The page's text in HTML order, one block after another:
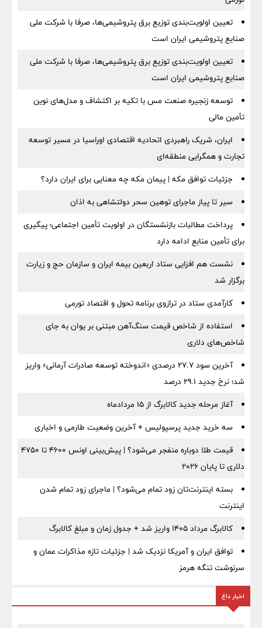
تعیین اولویت‌بندی توزیع برق پتروشیمی‌ها، صرفا با شرکت ملی
صنایع پتروشیمی ایران است
تعیین اولویت‌بندی توزیع برق پتروشیمی‌ها، صرفا با شرکت ملی
صنایع پتروشیمی ایران است
توسعه زنجیره صنعت مس با تکیه بر اکتشاف و مدل‌های نوین
تأمین مالی
ایران، شریک راهبردی اتحادیه اقتصادی اوراسیا در مسیر توسعه
تجارت و همگرایی منطقه‌ای
جزئیات توافق مکه | پیمان مکه چه معنایی برای ایران دارد؟
سیر تا پیاز ماجرای توهین سحر دولتشاهی به اذان
پرداخت مطالبات بازنشستگان در اولویت تأمین اجتماعی؛ پیگیری
برای تأمین منابع ادامه دارد
نشست هم افزایی ستاد اربعین بیمه ایران و سازمان حج و زیارت
برگزار شد
کارآمدی ستاد در ترازوی برنامه تحول و اقتصاد تورمی
استفاده از شاخص قیمت سنگ‌آهن مبتنی بر یوان به جای
شاخص‌های دلاری
آخرین سود ۲۷.۷ درصدی «اندوخته توسعه صادرات آرمانی» واریز
شد؛ نرخ جدید ۲۹.۱ درصد
آغاز مرحله جدید کالابرگ از ۱۵ مردادماه
سه خرید جدید پرسپولیس + آخرین وضعیت طارمی و اخباری
قیمت طلا دوباره منفجر می‌شود؟ | پیش‌بینی اونس ۴۶۰۰ تا ۴۷۵۰
دلاری تا پایان ۲۰۲۶
بسته اینترنت‌تان زود تمام می‌شود؟ | ماجرای زود تمام شدن
اینترنت
کالابرگ مرداد ۱۴۰۵ واریز شد + جدول زمان و مبلغ کالابرگ
توافق ایران و آمریکا نزدیک شد | جزئیات تازه مذاکرات عمان و
سرنوشت تنگه هرمز
اخبار داغ